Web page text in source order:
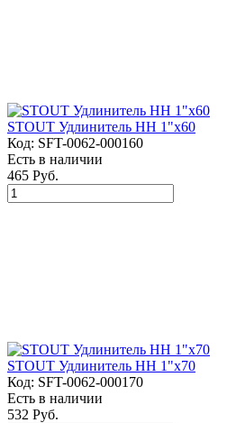
STOUT Удлинитель НН 1"x60
Код: SFT-0062-000160
Есть в наличии
465 Руб.
STOUT Удлинитель НН 1"x70
Код: SFT-0062-000170
Есть в наличии
532 Руб.